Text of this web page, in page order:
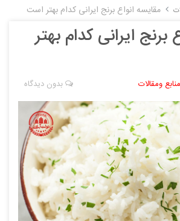
مقایسه انواع برنج ایرانی کدام بهتر است
برنج ایرانی کدام بهتر
منابع ومقالات بدون دیدگاه